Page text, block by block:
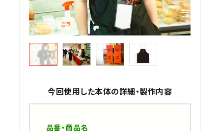
今回使用した本体の詳細・製作内容
品番・商品名